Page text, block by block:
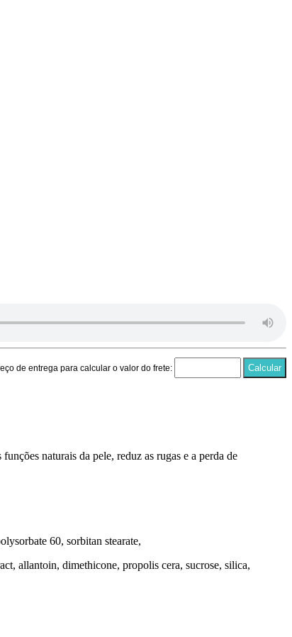
de entrega para calcular o valor do frete:
naturais da pele, reduz as rugas e a perda de
60, sorbitan stearate,
allantoin, dimethicone, propolis cera, sucrose, silica,